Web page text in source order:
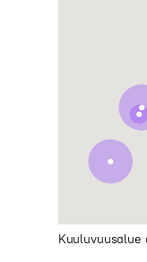
Kuuluvuusalue